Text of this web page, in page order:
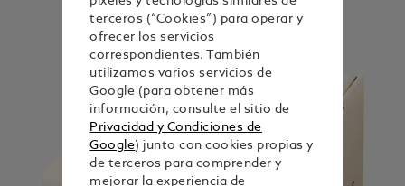
terceros (“Cookies”) para operar y
ofrecer los servicios
correspondientes. También
utilizamos varios servicios de
Google (para obtener más
información, consulte el sitio de
Privacidad y Condiciones de
Google) junto con cookies propias y
de terceros para comprender y
mejorar la experiencia de